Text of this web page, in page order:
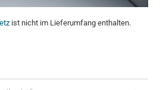
ist nicht im Lieferumfang enthalten.